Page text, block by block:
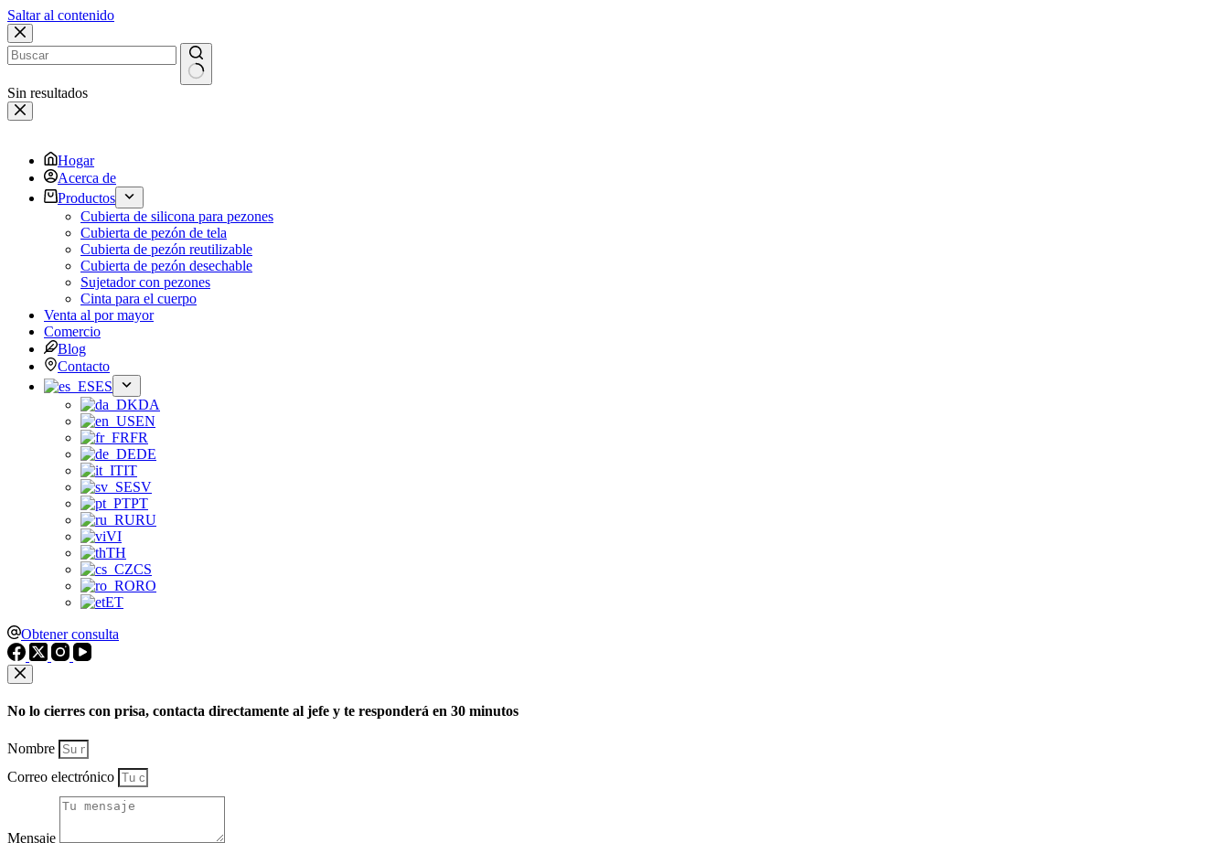
Saltar al contenido
Sin resultados
Hogar
Acerca de
Productos
Cubierta de silicona para pezones
Cubierta de pezón de tela
Cubierta de pezón reutilizable
Cubierta de pezón desechable
Sujetador con pezones
Cinta para el cuerpo
Venta al por mayor
Comercio
Blog
Contacto
ES
DA
EN
FR
DE
IT
SV
PT
RU
VI
TH
CS
RO
ET
Obtener consulta
No lo cierres con prisa, contacta directamente al jefe y te responderá en 30 minutos
Nombre
Correo electrónico
Mensaje